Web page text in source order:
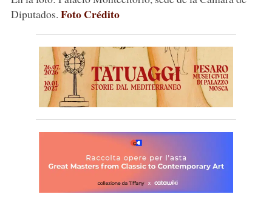
Diputados. Foto Crédito